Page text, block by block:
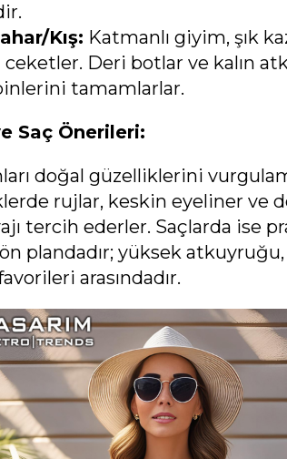
Kış: Katmanlı giyim, şık
Deri botlar ve kalın
tamamlarlar.
Saç Önerileri:
doğal güzelliklerini
rujlar, keskin eyeliner ve
tercih ederler. Saçlarda ise
plandadır; yüksek atkuyruğu,
arasındadır.